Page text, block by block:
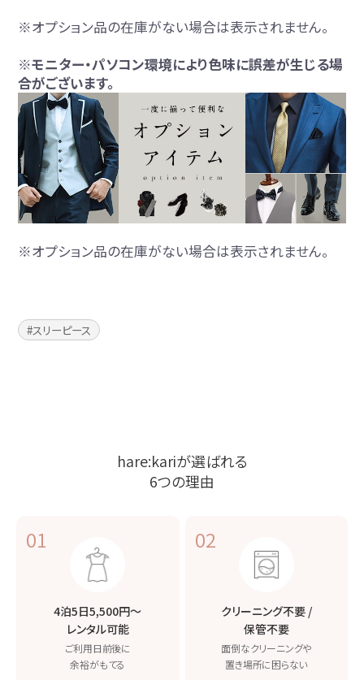
※オプション品の在庫がない場合は表示されません。
※モニター・パソコン環境により色味に誤差が生じる場
合がございます。
※オプション品の在庫がない場合は表示されません。
スリーピース
hare:kariが選ばれる
6つの理由
01
4泊5日5,500円〜
レンタル可能
ご利用日前後に
余裕がもてる
02
クリーニング不要 /
保管不要
面倒なクリーニングや
置き場所に困らない